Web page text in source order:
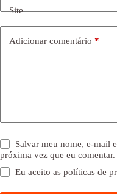
Site
Adicionar comentário *
Salvar meu nome, e-mail
próxima vez que eu comentar.
Eu aceito aspolíticas de